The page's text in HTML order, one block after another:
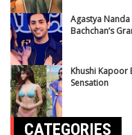
Agastya
Bachchan’s
Khushi Kapoor
Sensation
CATEGORIES